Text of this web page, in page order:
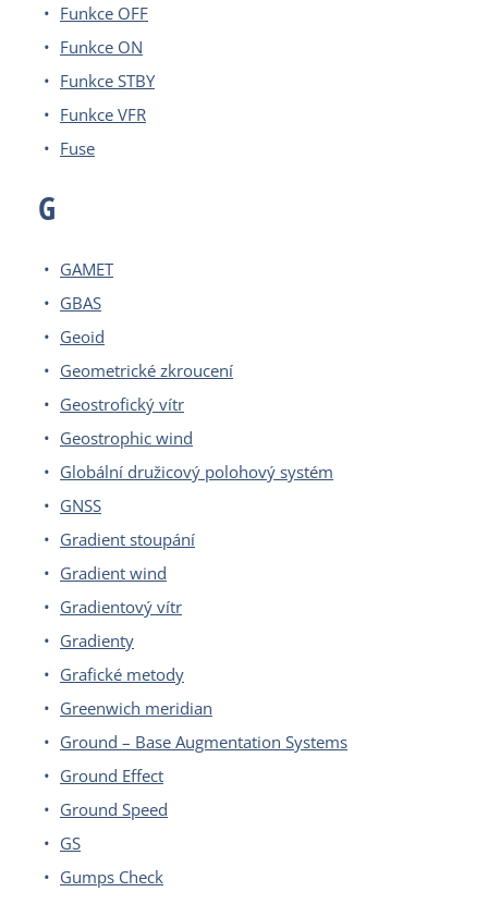
Funkce OFF
Funkce ON
Funkce STBY
Funkce VFR
Fuse
G
GAMET
GBAS
Geoid
Geometrické zkroucení
Geostrofický vítr
Geostrophic wind
Globální družicový polohový systém
GNSS
Gradient stoupání
Gradient wind
Gradientový vítr
Gradienty
Grafické metody
Greenwich meridian
Ground – Base Augmentation Systems
Ground Effect
Ground Speed
GS
Gumps Check